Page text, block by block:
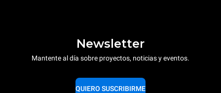
Newsletter
Mantente al día sobre proyectos, noticias y eventos.
QUIERO SUSCRIBIRME